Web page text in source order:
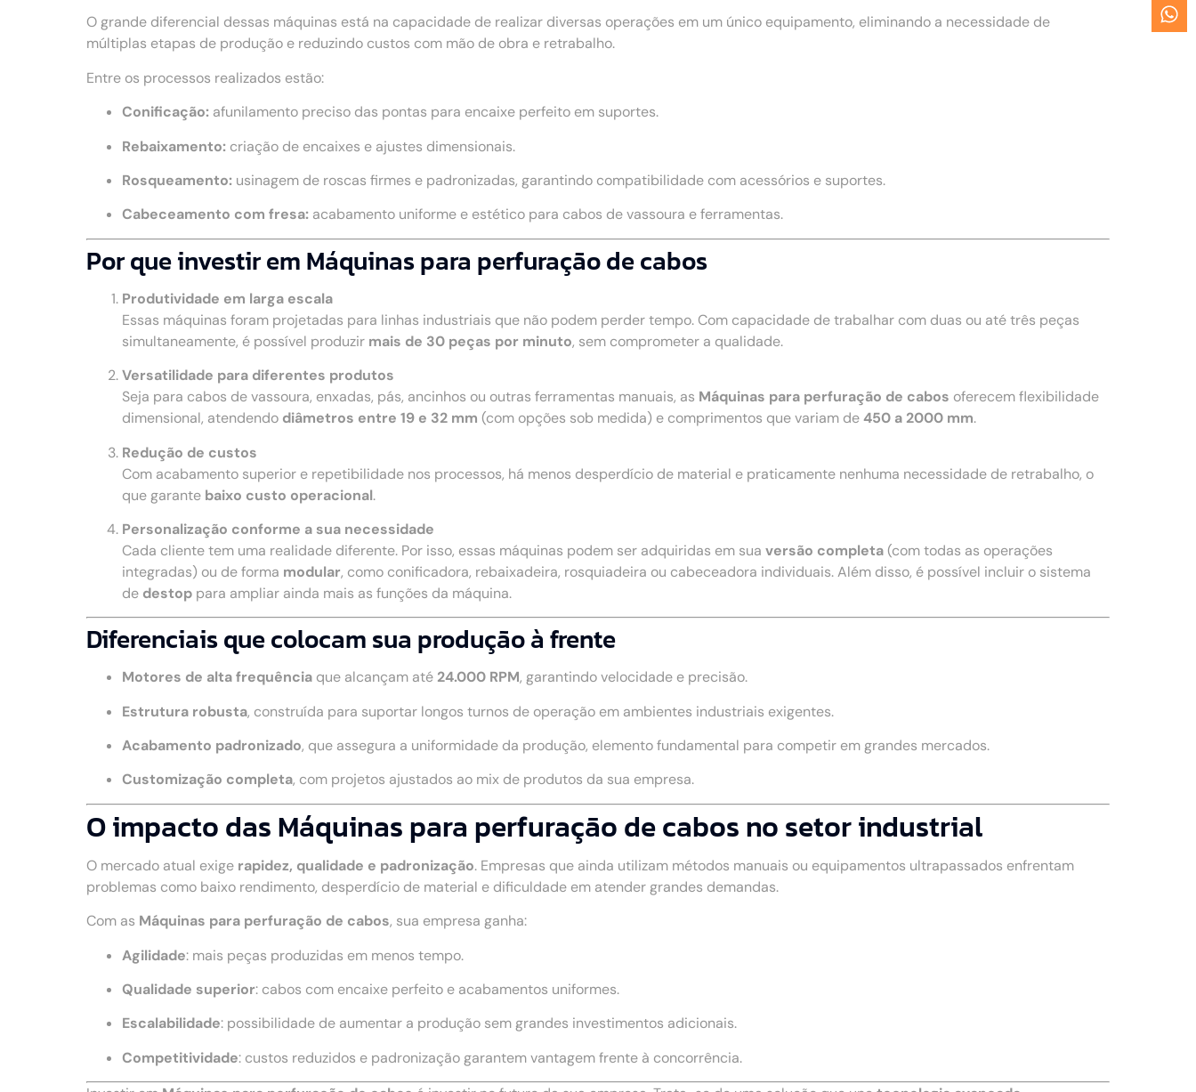
O grande diferencial dessas máquinas está na capacidade de realizar diversas operações em um único equipamento, eliminando a necessidade de
múltiplas etapas de produção e reduzindo custos com mão de obra e retrabalho.
Entre os processos realizados estão:
Conificação: afunilamento preciso das pontas para encaixe perfeito em suportes.
Rebaixamento: criação de encaixes e ajustes dimensionais.
Rosqueamento: usinagem de roscas firmes e padronizadas, garantindo compatibilidade com acessórios e suportes.
Cabeceamento com fresa: acabamento uniforme e estético para cabos de vassoura e ferramentas.
Por que investir em Máquinas para perfuração de cabos
Produtividade em larga escala
Essas máquinas foram projetadas para linhas industriais que não podem perder tempo. Com capacidade de trabalhar com duas ou até três peças
simultaneamente, é possível produzir mais de 30 peças por minuto, sem comprometer a qualidade.
Versatilidade para diferentes produtos
Seja para cabos de vassoura, enxadas, pás, ancinhos ou outras ferramentas manuais, as Máquinas para perfuração de cabos oferecem flexibilidade
dimensional, atendendo diâmetros entre 19 e 32 mm (com opções sob medida) e comprimentos que variam de450 a 2000 mm.
Redução de custos
Com acabamento superior e repetibilidade nos processos, há menos desperdício de material e praticamente nenhuma necessidade de retrabalho, o
que garante baixo custo operacional.
Personalização conforme a sua necessidade
Cada cliente tem uma realidade diferente. Por isso, essas máquinas podem ser adquiridas em sua versão completa (com todas as operações
integradas) ou de forma modular, como conificadora, rebaixadeira, rosquiadeira ou cabeceadora individuais. Além disso, é possível incluir o sistema
de destop para ampliar ainda mais as funções da máquina.
Diferenciais que colocam sua produção à frente
Motores de alta frequência que alcançam até 24.000 RPM, garantindo velocidade e precisão.
Estrutura robusta, construída para suportar longos turnos de operação em ambientes industriais exigentes.
Acabamento padronizado, que assegura a uniformidade da produção, elemento fundamental para competir em grandes mercados.
Customização completa, com projetos ajustados ao mix de produtos da sua empresa.
O impacto das Máquinas para perfuração de cabos no setor industrial
O mercado atual exige rapidez, qualidade e padronização. Empresas que ainda utilizam métodos manuais ou equipamentos ultrapassados enfrentam
problemas como baixo rendimento, desperdício de material e dificuldade em atender grandes demandas.
Com as Máquinas para perfuração de cabos, sua empresa ganha:
Agilidade: mais peças produzidas em menos tempo.
Qualidade superior: cabos com encaixe perfeito e acabamentos uniformes.
Escalabilidade: possibilidade de aumentar a produção sem grandes investimentos adicionais.
Competitividade: custos reduzidos e padronização garantem vantagem frente à concorrência.